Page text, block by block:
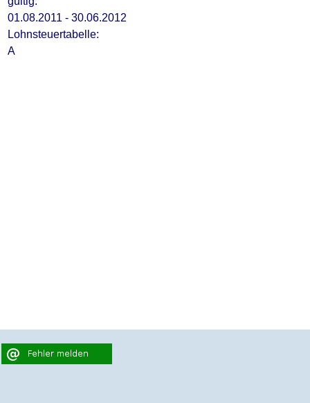
01.08.2011 - 30.06.2012
Lohnsteuertabelle:
A